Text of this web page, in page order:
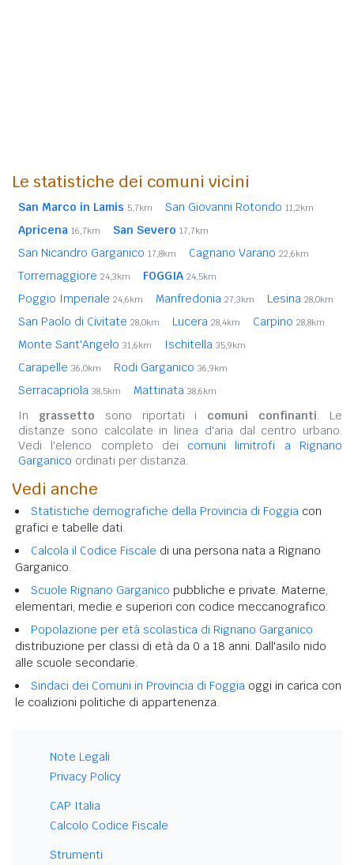
Le statistiche dei comuni vicini
San Marco in Lamis 5,7km San Giovanni Rotondo 11,2km
Apricena 16,7km San Severo 17,7km
San Nicandro Garganico 17,8km Cagnano Varano 22,6km
Torremaggiore 24,3km FOGGIA 24,5km
Poggio Imperiale 24,6km Manfredonia 27,3km Lesina 28,0km
San Paolo di Civitate 28,0km Lucera 28,4km Carpino 28,8km
Monte Sant'Angelo 31,6km Ischitella 35,9km
Carapelle 36,0km Rodi Garganico 36,9km
Serracapriola 38,5km Mattinata 38,6km
In grassetto sono riportati i comuni confinanti. Le
distanze sono calcolate in linea d'aria dal centro urbano.
Vedi l'elenco completo dei comuni limitrofi a Rignano
Garganico ordinati per distanza.
Vedi anche
Statistiche demografiche della Provincia di Foggia con
grafici e tabelle dati.
Calcola il Codice Fiscale di una persona nata a Rignano
Garganico.
Scuole Rignano Garganico pubbliche e private. Materne,
elementari, medie e superiori con codice meccanografico.
Popolazione per età scolastica di Rignano Garganico
distribuzione per classi di età da 0 a 18 anni. Dall'asilo nido
alle scuole secondarie.
Sindaci dei Comuni in Provincia di Foggia oggi in carica con
le coalizioni politiche di appartenenza.
Note Legali
Privacy Policy
CAP Italia
Calcolo Codice Fiscale
Strumenti